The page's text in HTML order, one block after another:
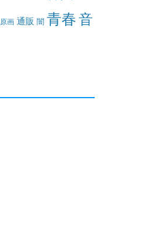
画 通販 闇 青春音